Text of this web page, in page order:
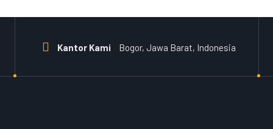
Kantor Kami Bogor, Jawa Barat, Indonesia